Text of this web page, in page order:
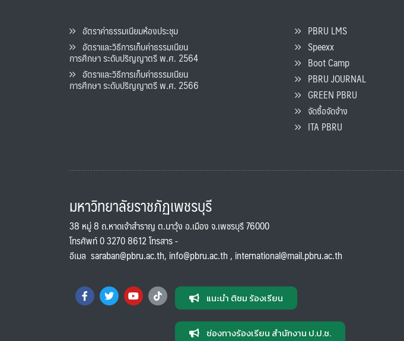
อัตราค่าธรรมเนียมห้องประชุม
อัตราและวิธีการเก็บค่าธรรมเนียน
การศึกษา ระดับปริญญาตรี พ.ศ. 2564
อัตราและวิธีการเก็บค่าธรรมเนียน
การศึกษา ระดับปริญญาตรี พ.ศ. 2566
PBRU LMS
Speexx
Boot Camp
PBRU JOURNAL
GREEN PBRU
จัดซื้อจัดจ้าง
ITA PBRU
มหาวิทยาลัยราชภัฏเพชรบุรี
38 หมู่ 8 ถ.หาดเจ้าสำราญ ต.นาวุ้ง อ.เมือง จ.เพชรบุรี 76000
โทรศัพท์ 0 3270 8612 โทรสาร -
อีเมล saraban@pbru.ac.th, info@pbru.ac.th, international@mail.pbru.ac.th
แนะนำ ติชม ร้องเรียน
ช่องทางร้องเรียน สำนักงาน ป.ป.ช.